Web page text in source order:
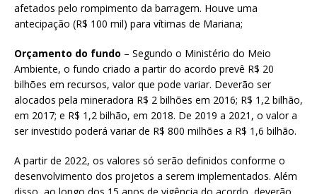
afetados pelo rompimento da barragem. Houve uma
antecipação (R$ 100 mil) para vítimas de Mariana;
Orçamento do fundo – Segundo o Ministério do Meio
Ambiente, o fundo criado a partir do acordo prevê R$ 20
bilhões em recursos, valor que pode variar. Deverão ser
alocados pela mineradora R$ 2 bilhões em 2016; R$ 1,2 bilhão,
em 2017; e R$ 1,2 bilhão, em 2018. De 2019 a 2021, o valor a
ser investido poderá variar de R$ 800 milhões a R$ 1,6 bilhão.
A partir de 2022, os valores só serão definidos conforme o
desenvolvimento dos projetos a serem implementados. Além